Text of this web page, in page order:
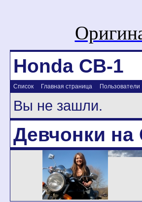
Honda CB-1
Список Главная страница Пользователи
Вы не зашли.
Девчонки на